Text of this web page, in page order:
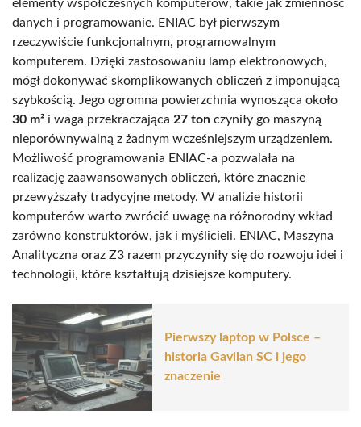
elementy współczesnych komputerów, takie jak zmienność
danych i programowanie. ENIAC był pierwszym
rzeczywiście funkcjonalnym, programowalnym
komputerem. Dzięki zastosowaniu lamp elektronowych,
mógł dokonywać skomplikowanych obliczeń z imponującą
szybkością. Jego ogromna powierzchnia wynosząca około
30 m² i waga przekraczająca 27 ton czyniły go maszyną
nieporównywalną z żadnym wcześniejszym urządzeniem.
Możliwość programowania ENIAC-a pozwalała na
realizację zaawansowanych obliczeń, które znacznie
przewyższały tradycyjne metody. W analizie historii
komputerów warto zwrócić uwagę na różnorodny wkład
zarówno konstruktorów, jak i myślicieli. ENIAC, Maszyna
Analityczna oraz Z3 razem przyczyniły się do rozwoju idei i
technologii, które kształtują dzisiejsze komputery.
Pierwszy laptop w Polsce –
historia Gavilan SC i jego
znaczenie